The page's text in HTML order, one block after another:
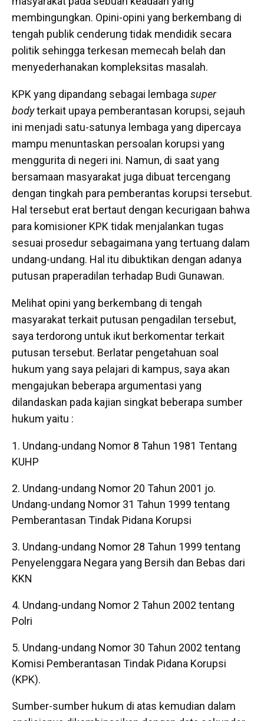
membingungkan. Opini-opini yang berkembang di
tengah publik cenderung tidak mendidik secara
politik sehingga terkesan memecah belah dan
menyederhanakan kompleksitas masalah.
KPK yang dipandang sebagai lembaga super
bodyterkait upaya pemberantasan korupsi, sejauh
ini menjadi satu-satunya lembaga yang dipercaya
mampu menuntaskan persoalan korupsi yang
menggurita di negeri ini. Namun, di saat yang
bersamaan masyarakat juga dibuat tercengang
dengan tingkah para pemberantas korupsi tersebut.
Hal tersebut erat bertaut dengan kecurigaan bahwa
para komisioner KPK tidak menjalankan tugas
sesuai prosedur sebagaimana yang tertuang dalam
undang-undang. Hal itu dibuktikan dengan adanya
putusan praperadilan terhadap Budi Gunawan.
Melihat opini yang berkembang di tengah
masyarakat terkait putusan pengadilan tersebut,
saya terdorong untuk ikut berkomentar terkait
putusan tersebut. Berlatar pengetahuan soal
hukum yang saya pelajari di kampus, saya akan
mengajukan beberapa argumentasi yang
dilandaskan pada kajian singkat beberapa sumber
hukum yaitu :
Undang-undang Nomor 8 Tahun 1981 Tentang
KUHP
Undang-undang Nomor 20 Tahun 2001 jo.
Undang-undang Nomor 31 Tahun 1999 tentang
Pemberantasan Tindak Pidana Korupsi
Undang-undang Nomor 28 Tahun 1999 tentang
Penyelenggara Negara yang Bersih dan Bebas dari
KKN
Undang-undang Nomor 2 Tahun 2002 tentang
Polri
Undang-undang Nomor 30 Tahun 2002 tentang
Komisi Pemberantasan Tindak Pidana Korupsi
(KPK).
Sumber-sumber hukum di atas kemudian dalam